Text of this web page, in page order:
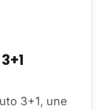
3+1, une